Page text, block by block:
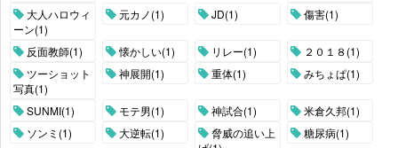
大人ハロウィ
ーン(1)
元カノ(1) JD(1) 傷害(1)
反面教師(1) 懐かしい(1) リレー(1)
２０１８(1)
ツーショット
写真(1)
神展開(1) 重体(1) みちょぱ(1)
SUNMI(1) モテ男(1) 神試合(1)
米倉久邦(1)
ソンミ(1)
大逆転(1)
脅威の追い上
糖尿病(1)